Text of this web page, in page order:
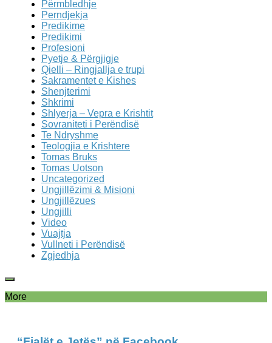
Përmbledhje
Perndjekja
Predikime
Predikimi
Profesioni
Pyetje & Përgjigje
Qielli – Ringjallja e trupi
Sakramentet e Kishes
Shenjterimi
Shkrimi
Shlyerja – Vepra e Krishtit
Sovraniteti i Perëndisë
Te Ndryshme
Teologjia e Krishtere
Tomas Bruks
Tomas Uotson
Uncategorized
Ungjillëzimi & Misioni
Ungjillëzues
Ungjilli
Video
Vuajtja
Vullneti i Perëndisë
Zgjedhja
More